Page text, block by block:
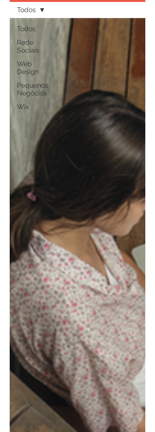
Todos
Rede
Sociais
Web
Design
Pequenos
Negócios
Wix
Todos